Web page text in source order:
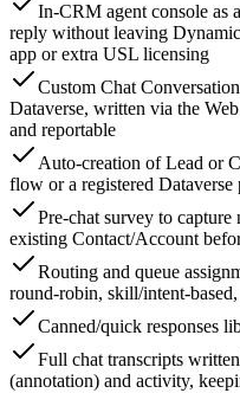
In-CRM agent console as
reply without leaving
app or extra USL licensing
Custom Chat
Dataverse, written via the
and reportable
Auto-creation of Lead or
flow or a registered
Pre-chat survey to capture
existing Contact/Account
Routing and queue
round-robin, skill/intent-
Canned/quick responses
Full chat transcripts
(annotation) and activity,